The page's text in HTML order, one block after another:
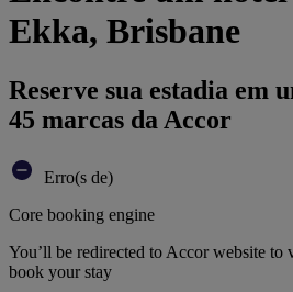
Ekka, Brisbane
Reserve sua estadia em
45 marcas da Accor
Erro(s de)
Core booking engine
You’ll be redirected to Accor website to
book your stay